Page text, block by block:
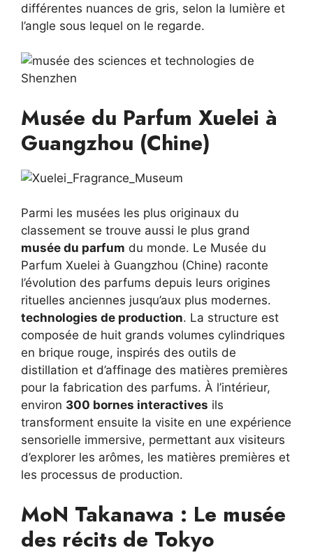
différentes nuances de gris, selon la lumière et
l’angle sous lequel on le regarde.
Musée du Parfum Xuelei à
Guangzhou (Chine)
Parmi les musées les plus originaux du
classement se trouve aussi le plus grand
musée du parfum du monde. Le Musée du
Parfum Xuelei à Guangzhou (Chine) raconte
l’évolution des parfums depuis leurs origines
rituelles anciennes jusqu’aux plus modernes.
technologies de production. La structure est
composée de huit grands volumes cylindriques
en brique rouge, inspirés des outils de
distillation et d’affinage des matières premières
pour la fabrication des parfums. À l’intérieur,
environ 300 bornes interactives ils
transforment ensuite la visite en une expérience
sensorielle immersive, permettant aux visiteurs
d’explorer les arômes, les matières premières et
les processus de production.
MoN Takanawa : Le musée
des récits de Tokyo